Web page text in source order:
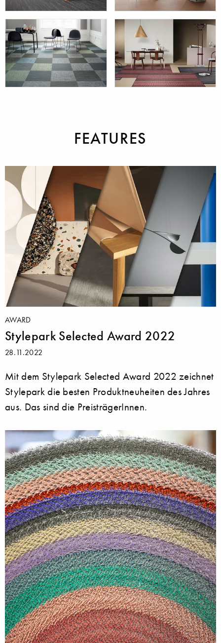
Graphic Now
FEATURES
AWARD
Stylepark Selected Award 2022
28.11.2022
Mit dem Stylepark Selected Award 2022 zeichnet
Stylepark die besten Produktneuheiten des Jahres
aus. Das sind die PreisträgerInnen.